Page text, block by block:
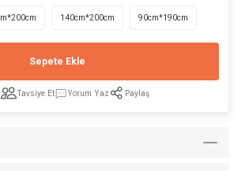
140cm*200cm 90cm*190cm
Sepete Ekle
Tavsiye Et Yorum Yaz Paylaş